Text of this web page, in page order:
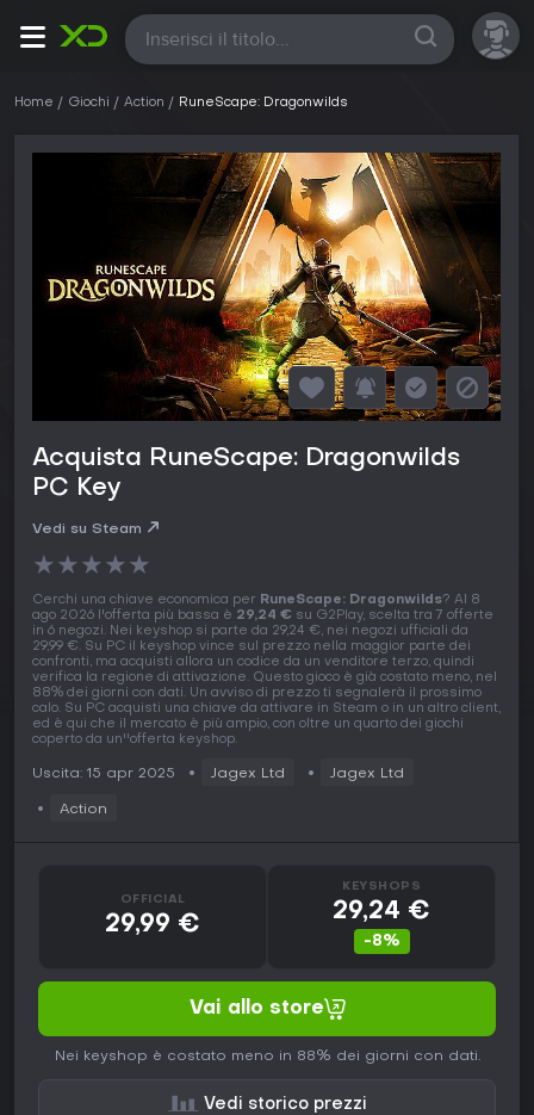
Tutte
Home Giochi Action RuneScape: Dragonwilds
Acquista RuneScape: Dragonwilds
PC Key
Vedi su Steam
★★★★★
Cerchi una chiave economica per RuneScape: Dragonwilds? Al 8
ago 2026 l'offerta più bassa è 29,24 € su G2Play, scelta tra 7 offerte
in 6 negozi. Nei keyshop si parte da 29,24 €, nei negozi ufficiali da
29,99 €. Su PC il keyshop vince sul prezzo nella maggior parte dei
confronti, ma acquisti allora un codice da un venditore terzo, quindi
verifica la regione di attivazione. Questo gioco è già costato meno, nel
88% dei giorni con dati. Un avviso di prezzo ti segnalerà il prossimo
calo. Su PC acquisti una chiave da attivare in Steam o in un altro client,
ed è qui che il mercato è più ampio, con oltre un quarto dei giochi
coperto da un''offerta keyshop.
Uscita: 15 apr 2025 Jagex Ltd Jagex Ltd
Action
OFFICIAL
29,99 €
KEYSHOPS
29,24 €
-8%
Vai allo store
Nei keyshop è costato meno in 88% dei giorni con dati.
Vedi storico prezzi